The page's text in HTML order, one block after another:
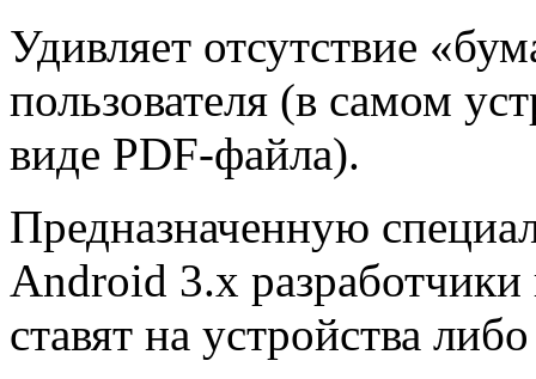
Удивляет отсутствие
пользователя (в самом
виде PDF-файла).
Предназначенную
Android 3.x
ставят на устройства